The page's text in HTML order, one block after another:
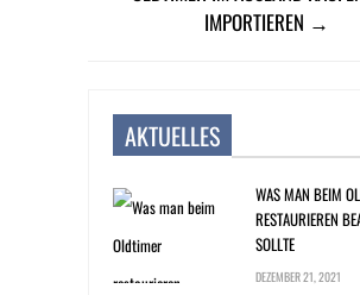
IMPORTIEREN →
AKTUELLES
WAS MAN BEIM
RESTAURIEREN
SOLLTE
DEZEMBER 21, 2021